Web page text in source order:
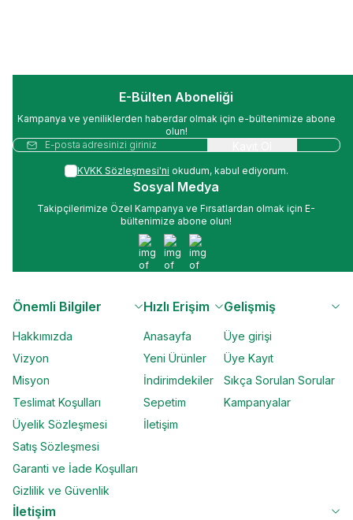
E-Bülten Aboneliği
Kampanya ve yeniliklerden haberdar olmak için e-bültenimize abone
olun!
KVKK Sözleşmesi'ni okudum, kabul ediyorum.
Sosyal Medya
Takipçilerimize Özel Kampanya ve Fırsatlardan olmak için E-
bültenimize abone olun!
Facebook
İnstagramYoutube
Önemli Bilgiler
Hakkımızda
Vizyon
Misyon
Teslimat Koşulları
Üyelik Sözleşmesi
Satış Sözleşmesi
Garanti ve İade Koşulları
Gizlilik ve Güvenlik
Hızlı Erişim
Anasayfa
Yeni Ürünler
İndirimdekiler
Sepetim
İletişim
Gelişmiş
Üye girişi
Üye Kayıt
Sıkça Sorulan Sorular
Kampanyalar
İletişim